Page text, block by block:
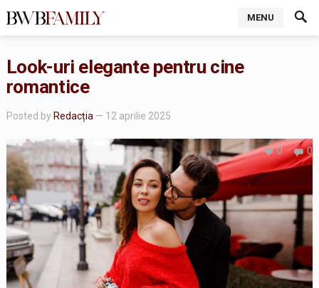
MENU
Look-uri elegante pentru cine
romantice
Posted by Redacția — 12 aprilie 2025
0
0